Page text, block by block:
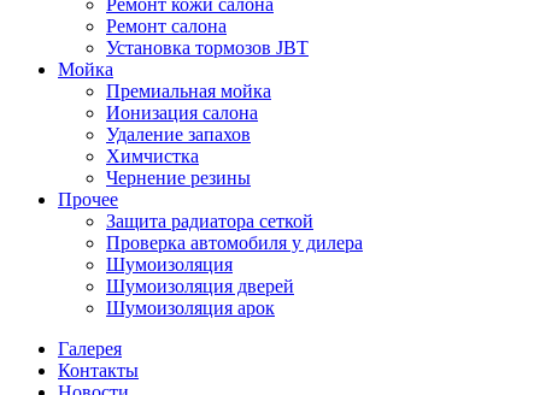
Ремонт кожи салона
Ремонт салона
Установка тормозов JBT
Мойка
Премиальная мойка
Ионизация салона
Удаление запахов
Химчистка
Чернение резины
Прочее
Защита радиатора сеткой
Проверка автомобиля у дилера
Шумоизоляция
Шумоизоляция дверей
Шумоизоляция арок
Галерея
Контакты